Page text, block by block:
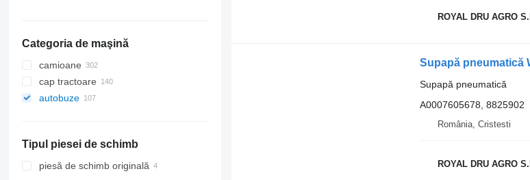
Categoria de maşină
camioane
cap tractoare
autobuze
Tipul piesei de schimb
piesă de schimb originală
ROYAL DRU AGRO
Supapă pneumatică
Supapă pneumatică
A0007605678, 8825902
România, Cristesti
ROYAL DRU AGRO